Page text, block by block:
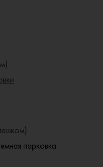
парковка